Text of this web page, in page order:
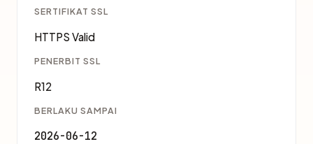
SERTIFIKAT SSL
HTTPS Valid
PENERBIT SSL
R12
BERLAKU SAMPAI
2026-06-12